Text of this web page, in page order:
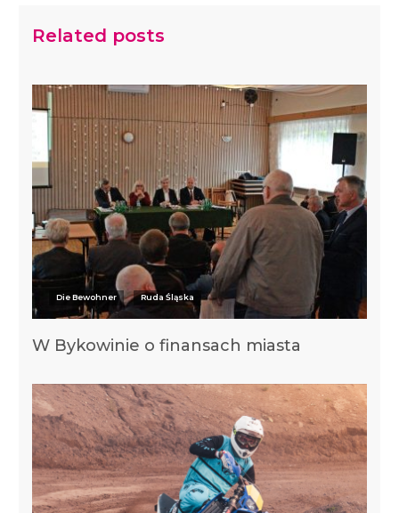
Related posts
Die Bewohner Ruda Śląska
W Bykowinie o finansach miasta